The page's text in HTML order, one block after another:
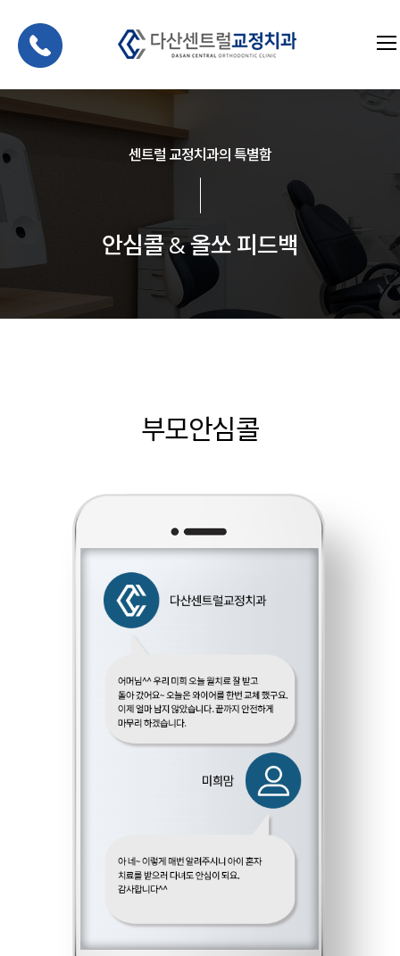
센트럴 교정치과의 특별함
안심콜 & 올쏘 피드백
부모안심콜